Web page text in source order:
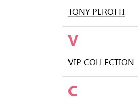
TONY PEROTTI
V
VIP COLLECTION
С